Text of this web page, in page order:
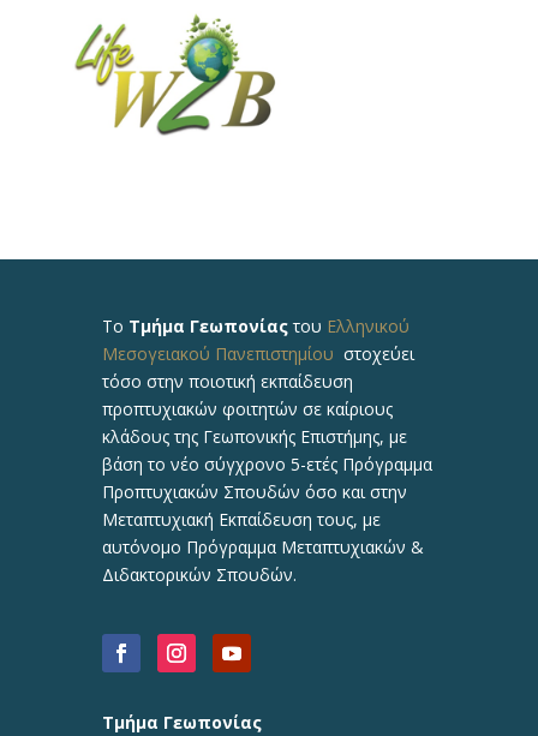
Το Τμήμα Γεωπονίαςτου Ελληνικού
Μεσογειακού Πανεπιστημίου στοχεύει
τόσο στην ποιοτική εκπαίδευση
προπτυχιακών φοιτητών σε καίριους
κλάδους της Γεωπονικής Επιστήμης, με
βάση το νέο σύγχρονο 5-ετές Πρόγραμμα
Προπτυχιακών Σπουδών όσο και στην
Μεταπτυχιακή Εκπαίδευση τους, με
αυτόνομο Πρόγραμμα Μεταπτυχιακών &
Διδακτορικών Σπουδών.
Τμήμα Γεωπονίας